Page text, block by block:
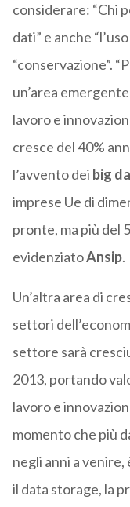
considerare: “Chi
dati” e anche
“conservazione”.
un’area
lavoro e
cresce del 40%
l’avvento dei big
imprese Ue di
pronte, ma più del
evidenziatoAnsip.
Un’altra area di
settori
settore sarà
2013, portando
lavoro e
momento che più
negli anni a
il data storage, la